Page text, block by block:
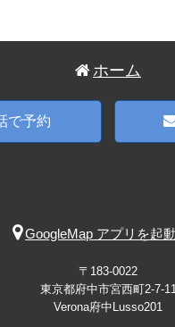
ホーム
で予約
GoogleMap アプリを起
〒183-0022
東京都府中市宮西町2-7-
Verona府中Lusso201